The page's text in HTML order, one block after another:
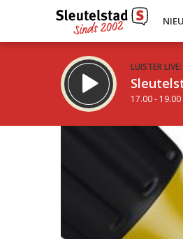
LUISTER LIVE:
17.00 -